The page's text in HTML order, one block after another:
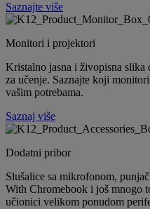
Saznajte više
Monitori i projektori
Kristalno jasna i živopisna slika
za učenje. Saznajte koji
vašim potrebama.
Saznaj više
Dodatni pribor
Slušalice sa mikrofonom,
With Chromebook i još mnogo
učionici velikom ponudom